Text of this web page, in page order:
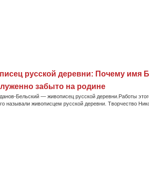
русской деревни: Почему имя
забыто на родине
Бельский — живописец русской деревни.Работы
называли живописцем русской деревни. Творчество